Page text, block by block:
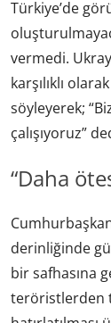
Türkiye’de
vermedi.
karşılıklı
söyleyerek;
çalışıyoruz”
“Daha
derinliğinde
bir safhasına
teröristlerden